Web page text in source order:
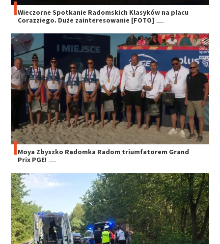
Wieczorne Spotkanie Radomskich Klasyków na placu
Corazziego. Duże zainteresowanie [FOTO]
Moya Zbyszko Radomka Radom triumfatorem Grand
Prix PGE!